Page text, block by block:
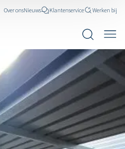
Over onsNieuws Klantenservice Werken bij